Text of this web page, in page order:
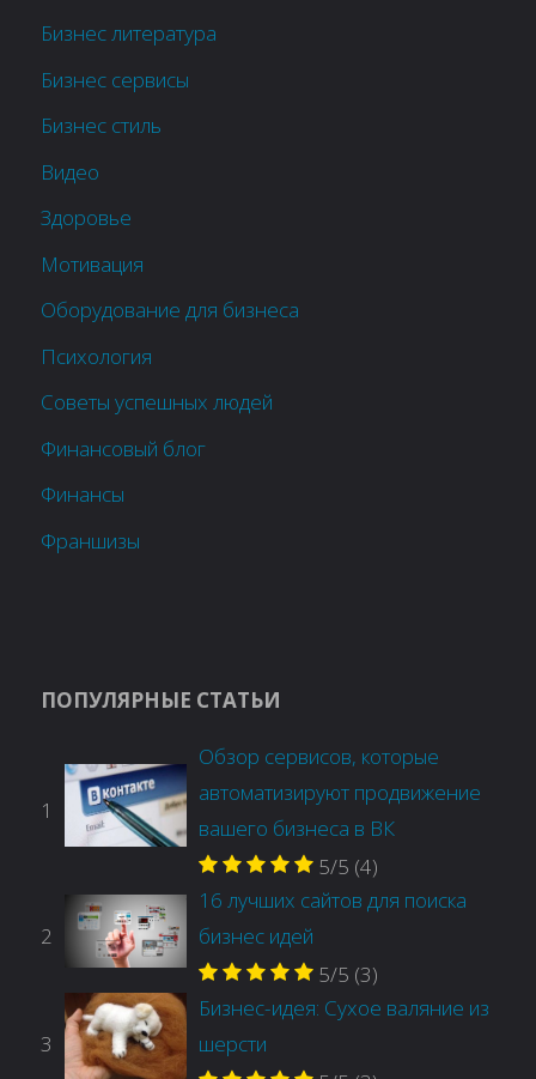
Бизнес литература
Бизнес сервисы
Бизнес стиль
Видео
Здоровье
Мотивация
Оборудование для бизнеса
Психология
Советы успешных людей
Финансовый блог
Финансы
Франшизы
ПОПУЛЯРНЫЕ СТАТЬИ
1
Обзор сервисов, которые
автоматизируют продвижение
вашего бизнеса в ВК
5/5 (4)
2
16 лучших сайтов для поиска
бизнес идей
5/5 (3)
3
Бизнес-идея: Сухое валяние из
шерсти